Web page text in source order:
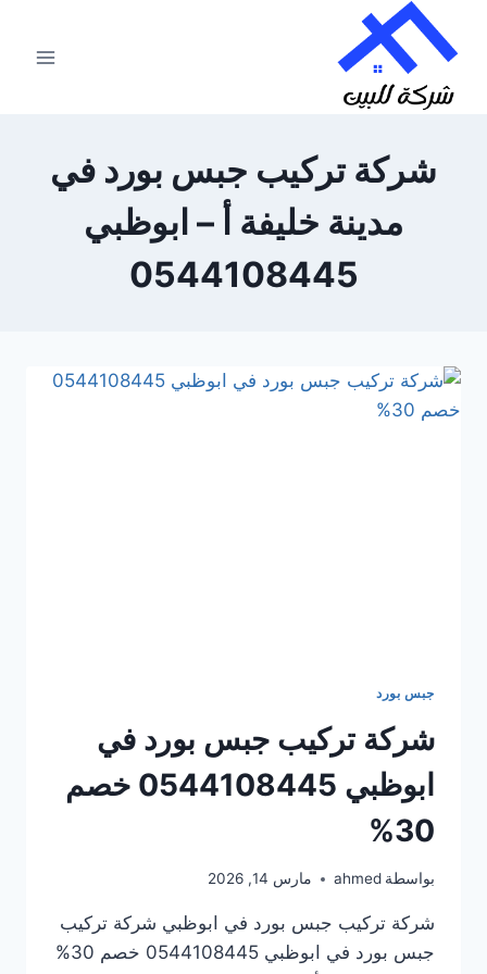
شركة تركيب جبس بورد في
مدينة خليفة أ – ابوظبي
0544108445
جبس بورد
شركة تركيب جبس بورد في
ابوظبي 0544108445 خصم
30%
بواسطة ahmed مارس 14, 2026
شركة تركيب جبس بورد في ابوظبي شركة تركيب
جبس بورد في ابوظبي 0544108445 خصم 30%